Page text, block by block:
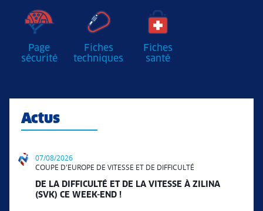
Page
sécurité
Fiches
techniques
Fiches
santé
Actus
07/08/2026
COUPE D'EUROPE DE VITESSE ET DE DIFFICULTÉ
DE LA DIFFICULTÉ ET DE LA VITESSE À ZILINA
(SVK) CE WEEK-END !